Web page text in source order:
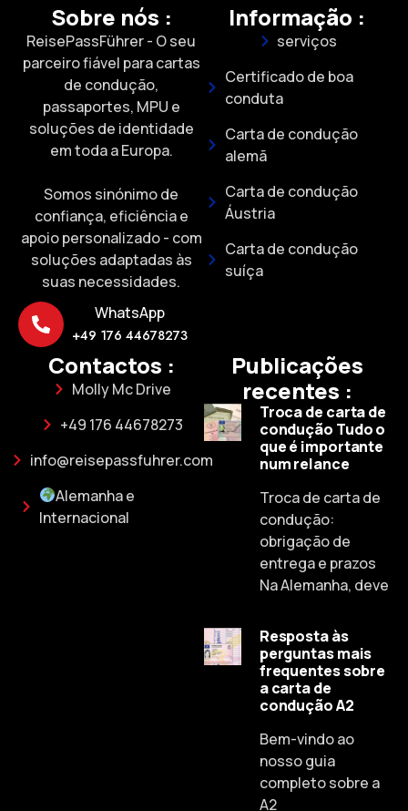
Sobre nós :
ReisePassFührer - O seu
parceiro fiável para cartas
de condução,
passaportes, MPU e
soluções de identidade
em toda a Europa.
Somos sinónimo de
confiança, eficiência e
apoio personalizado - com
soluções adaptadas às
suas necessidades.
WhatsApp
+49 176 44678273
Informação :
serviços
Certificado de boa
conduta
Carta de condução
alemã
Carta de condução
Áustria
Carta de condução
suíça
Contactos :
Molly Mc Drive
+49 176 44678273
info@reisepassfuhrer.com
Alemanha e
Internacional
Publicações
recentes :
Troca de carta de
condução Tudo o
que é importante
num relance
Troca de carta de
condução:
obrigação de
entrega e prazos
Na Alemanha, deve
Resposta às
perguntas mais
frequentes sobre
a carta de
condução A2
Bem-vindo ao
nosso guia
completo sobre a
A2Chinese
Spanish
Dutch
Russian